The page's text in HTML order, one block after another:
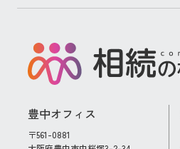
- 東大阪市
豊中オフィス
〒561-0881